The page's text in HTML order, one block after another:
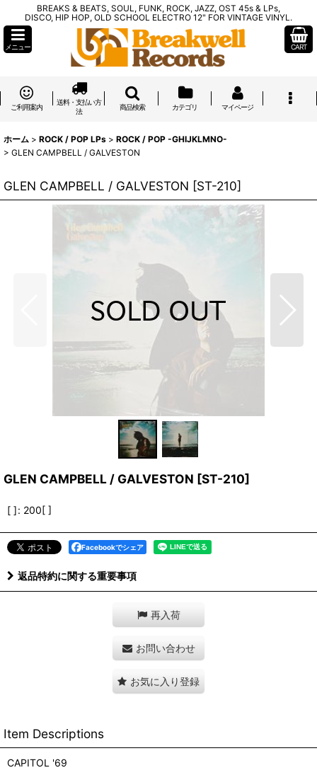
BREAKS & BEATS, SOUL, FUNK, ROCK, JAZZ, OST 45s & LPs,
DISCO, HIP HOP, OLD SCHOOL ELECTRO 12" FOR VINTAGE VINYL.
メニュー CART
ご利用案内
送料・支払い方
法
商品検索 カテゴリ マイページ
ホーム > ROCK / POP LPs > ROCK / POP -GHIJKLMNO-
> GLEN CAMPBELL / GALVESTON
GLEN CAMPBELL / GALVESTON [ST-210]
GLEN CAMPBELL / GALVESTON [ST-210]
[ ]: 200[ ]
Facebookでシェア
返品特約に関する重要事項
再入荷
お問い合わせ
お気に入り登録
Item Descriptions
CAPITOL '69